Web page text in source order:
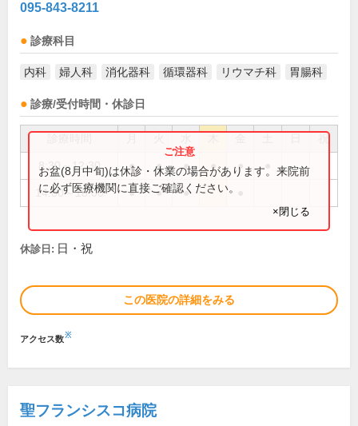
095-843-8211
診療科目
内科 婦人科 消化器科 循環器科 リウマチ科 胃腸科
診療/受付時間・休診日
祝
8:30～12:30 ● ● ● ● ●
14:00～18:00 ● ● ●
お盆(8月中旬)は休診・休業の場合があります。来院前
に必ず医療機関に直接ご確認ください。
×閉じる
休診日: 日・祝
この医院の詳細をみる
アクセス数※
聖フランシスコ病院